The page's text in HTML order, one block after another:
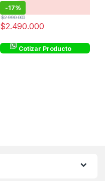
-17%
$2.490.000
$2.990.000
Cotizar Producto